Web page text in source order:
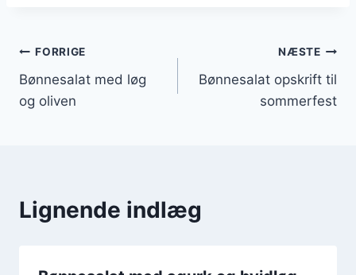
Indlægsnavigation
FORRIGE
Bønnesalat med løg
og oliven
NÆSTE
Bønnesalat opskrift til
sommerfest
Lignende indlæg